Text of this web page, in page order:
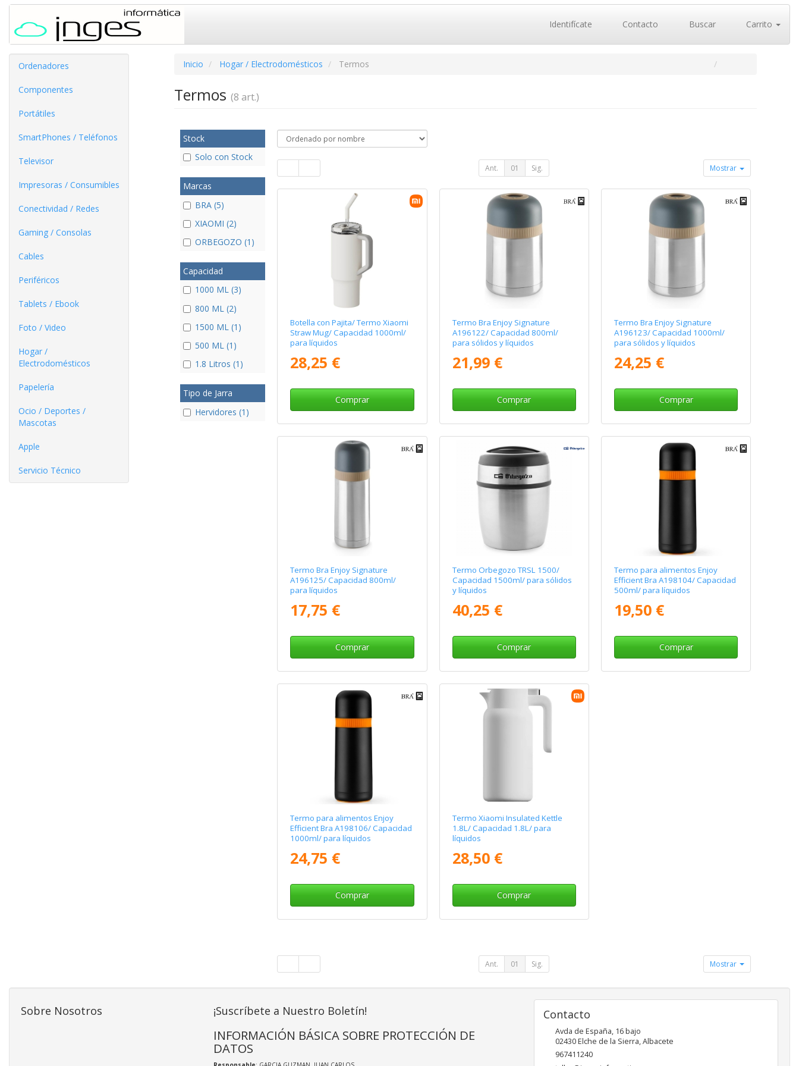
Identifícate Contacto Buscar Carrito
Ordenadores
Componentes
Portátiles
SmartPhones / Teléfonos
Televisor
Impresoras / Consumibles
Conectividad / Redes
Gaming / Consolas
Cables
Periféricos
Tablets / Ebook
Foto / Video
Hogar /
Electrodomésticos
Papelería
Ocio / Deportes /
Mascotas
Apple
Servicio Técnico
Inicio Hogar / Electrodomésticos Termos
Termos (8 art.)
Stock
Solo con Stock
Marcas
BRA (5)
XIAOMI (2)
ORBEGOZO (1)
Capacidad
1000 ML (3)
800 ML (2)
1500 ML (1)
500 ML (1)
1.8 Litros (1)
Tipo de Jarra
Hervidores (1)
Ant. 01 Sig. Mostrar
Botella con Pajita/ Termo Xiaomi
Straw Mug/ Capacidad 1000ml/
para líquidos
28,25 €
Comprar
Termo Bra Enjoy Signature
A196122/ Capacidad 800ml/
para sólidos y líquidos
21,99 €
Comprar
Termo Bra Enjoy Signature
A196123/ Capacidad 1000ml/
para sólidos y líquidos
24,25 €
Comprar
Termo Bra Enjoy Signature
A196125/ Capacidad 800ml/
para líquidos
17,75 €
Comprar
Termo Orbegozo TRSL 1500/
Capacidad 1500ml/ para sólidos
y líquidos
40,25 €
Comprar
Termo para alimentos Enjoy
Efficient Bra A198104/ Capacidad
500ml/ para líquidos
19,50 €
Comprar
Termo para alimentos Enjoy
Efficient Bra A198106/ Capacidad
1000ml/ para líquidos
24,75 €
Comprar
Termo Xiaomi Insulated Kettle
1.8L/ Capacidad 1.8L/ para
líquidos
28,50 €
Comprar
Ant. 01 Sig. Mostrar
Sobre Nosotros ¡Suscríbete a Nuestro Boletín!
INFORMACIÓN BÁSICA SOBRE PROTECCIÓN DE
DATOS
Contacto
Avda de España, 16 bajo
02430Elche de la Sierra,Albacete
967411240